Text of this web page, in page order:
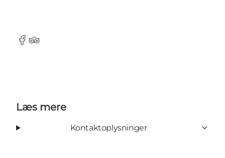
Facebook
TripAdvisor
Læs mere
Kontaktoplysninger